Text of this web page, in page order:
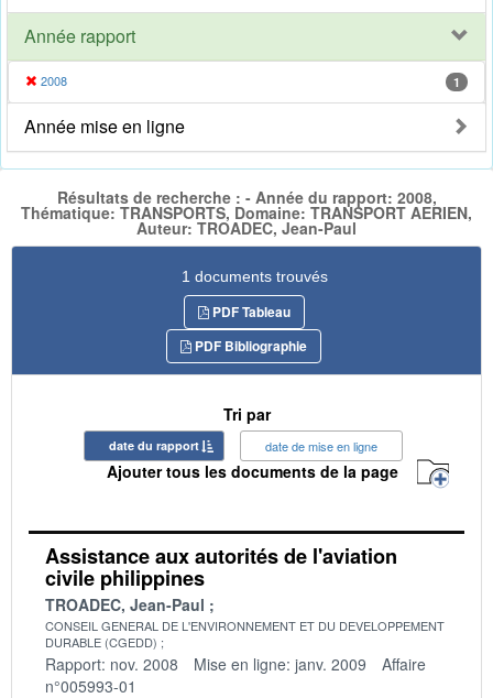
Année rapport
2008 1
Année mise en ligne
Résultats de recherche : - Année du rapport: 2008,
Thématique: TRANSPORTS, Domaine: TRANSPORT AERIEN,
Auteur: TROADEC, Jean-Paul
1 documents trouvés
PDF Tableau
PDF Bibliographie
Tri par
date du rapport date de mise en ligne
Ajouter tous les documents de la page
Assistance aux autorités de l'aviation
civile philippines
TROADEC, Jean-Paul
CONSEIL GENERAL DE L'ENVIRONNEMENT ET DU DEVELOPPEMENT
DURABLE (CGEDD)
Rapport: nov. 2008 Mise en ligne: janv. 2009
Affaire
n°005993-01